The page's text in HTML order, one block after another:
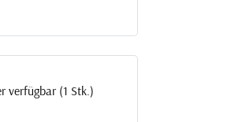
verfügbar (1 Stk.)